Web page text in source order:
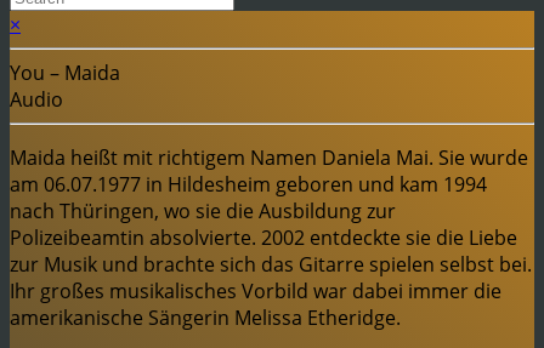
×
You – Maida
Audio
Maida heißt mit richtigem Namen Daniela Mai. Sie wurde
am 06.07.1977 in Hildesheim geboren und kam 1994
nach Thüringen, wo sie die Ausbildung zur
Polizeibeamtin absolvierte. 2002 entdeckte sie die Liebe
zur Musik und brachte sich das Gitarre spielen selbst bei.
Ihr großes musikalisches Vorbild war dabei immer die
amerikanische Sängerin Melissa Etheridge.